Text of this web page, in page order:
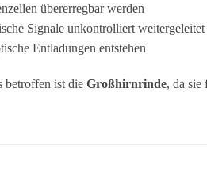
übererregbar werden
Signale unkontrolliert weitergeleitet
Entladungen entstehen
betroffen ist die Großhirnrinde, da sie